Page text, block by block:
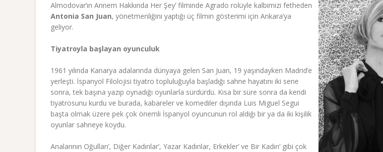
Almodovar’ın Annem Hakkında Her Şey’ filminde Agrado rolüyle kalbimizi fetheden
Antonia San Juan, yönetmenliğini yaptığı üç filmin gösterimi için Ankara’ya
geliyor.
Tiyatroyla başlayan oyunculuk
1961 yılında Kanarya adalarında dünyaya gelen San Juan, 19 yaşındayken Madrid’e
yerleşti. İspanyol Filolojisi tiyatro topluluğuyla başladığı sahne hayatını iki sene
sonra, tek başına yazıp oynadığı oyunlarla sürdürdü. Kısa bir süre sonra da kendi
tiyatrosunu kurdu ve burada, kabareler ve komediler dışında Luis Miguel Segui
başta olmak üzere pek çok önemli İspanyol oyuncunun rol aldığı bir ya da iki kişilik
oyunlar sahneye koydu.
Analarının Oğulları’, Diğer Kadınlar’, Yazar Kadınlar, Erkekler’ ve Bir Kadın’ gibi çok